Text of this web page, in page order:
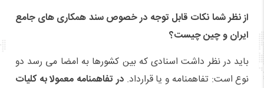
از نظر شما نکات قابل توجه در خصوص سند همکاری های جامع
ایران و چین چیست؟
باید در نظر داشت اسنادی که بین کشورها به امضا می رسد دو
نوع است: تفاهمنامه و یا قرارداد.در تفاهمنامه معمولا به کلیات